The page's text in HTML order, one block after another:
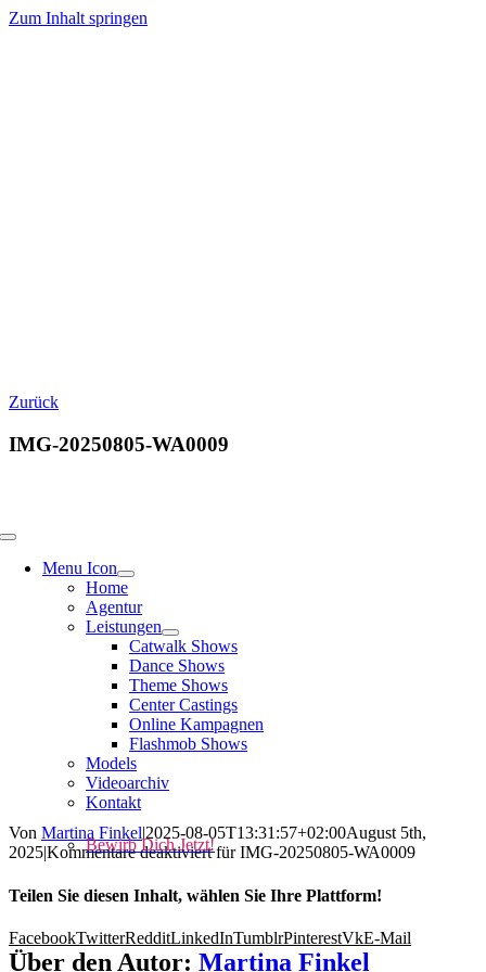
Zum Inhalt springen
Menu Icon
Home
Agentur
Leistungen
Catwalk Shows
Dance Shows
Theme Shows
Center Castings
Online Kampagnen
Flashmob Shows
Models
Videoarchiv
Kontakt
Bewirb Dich Jetzt!
Zurück
IMG-20250805-WA0009
Von Martina Finkel|2025-08-05T13:31:57+02:00August 5th,
2025|Kommentare deaktiviertfür IMG-20250805-WA0009
Teilen Sie diesen Inhalt, wählen Sie Ihre Plattform!
FacebookTwitterRedditLinkedInTumblrPinterestVkE-Mail
Über den Autor: Martina Finkel